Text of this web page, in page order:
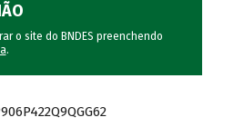
o site do BNDES preenchendo
.